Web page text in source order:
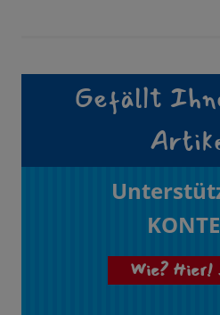
Gefällt
Wie?